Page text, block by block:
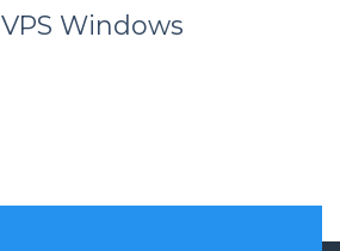
VPS Windows